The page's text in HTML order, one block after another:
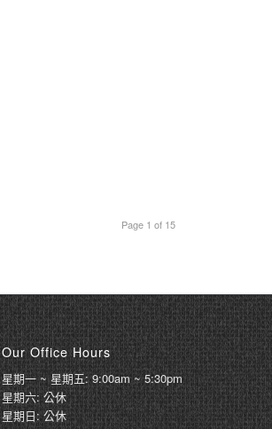
Page 1 of 15
Our Office Hours
星期一 ~ 星期五: 9:00am ~ 5:30pm
星期六: 公休
星期日: 公休